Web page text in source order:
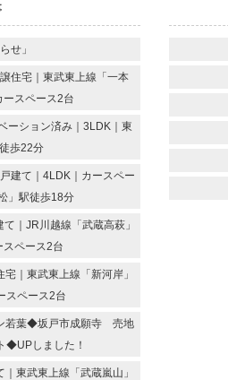
せ」
住宅｜東武東上線「一本
スペース2台
ーション済み｜3LDK｜東
歩22分
建て｜4LDK｜カースペー
」駅徒歩18分
｜JR川越線「武蔵高萩」
ペース2台
｜東武東上線「新河岸」
スペース2台
若葉◆坂戸市成願寺 売地
しました！
東武東上線「武蔵嵐山」